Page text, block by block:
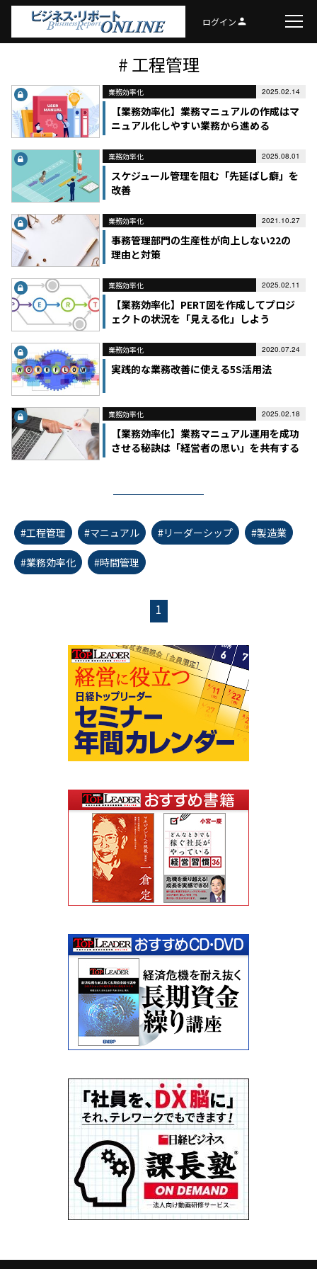
ログインperson
# 工程管理
業務効率化 2025.02.14
【業務効率化】業務マニュアルの作成はマ
ニュアル化しやすい業務から進める
業務効率化 2025.08.01
スケジュール管理を阻む「先延ばし癖」を
改善
業務効率化 2021.10.27
事務管理部門の生産性が向上しない22の
理由と対策
業務効率化 2025.02.11
【業務効率化】PERT図を作成してプロジ
ェクトの状況を「見える化」しよう
業務効率化 2020.07.24
実践的な業務改善に使える5S活用法
業務効率化 2025.02.18
【業務効率化】業務マニュアル運用を成功
させる秘訣は「経営者の思い」を共有する
#工程管理 #マニュアル #リーダーシップ #製造業
#業務効率化 #時間管理
1